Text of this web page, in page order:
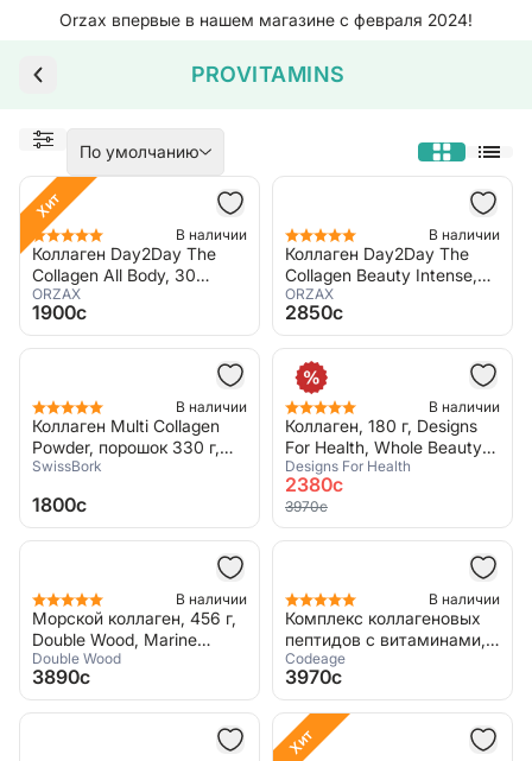
Orzax впервые в нашем магазине с февраля 2024!
PROVITAMINS
По умолчанию
Хит
В наличии
Коллаген Day2Day The
Collagen All Body, 30
порций, 300 г
ORZAX
1900c
В наличии
Коллаген Day2Day The
Collagen Beauty Intense,
10000 мг, 30 пакетиков
ORZAX
2850c
В наличии
Коллаген Multi Collagen
Powder, порошок 330 г,
SwissBork
SwissBork
1800c
В наличии
Коллаген, 180 г, Designs
For Health, Whole Beauty
Collagen
Designs For Health
2380c
3970c
В наличии
Морской коллаген, 456 г,
Double Wood, Marine
Collagen
Double Wood
3890c
В наличии
Комплекс коллагеновых
пептидов с витаминами,
326 г, Codeage, Multi
Collagen Peptides Platinum
Codeage
3970c
Хит